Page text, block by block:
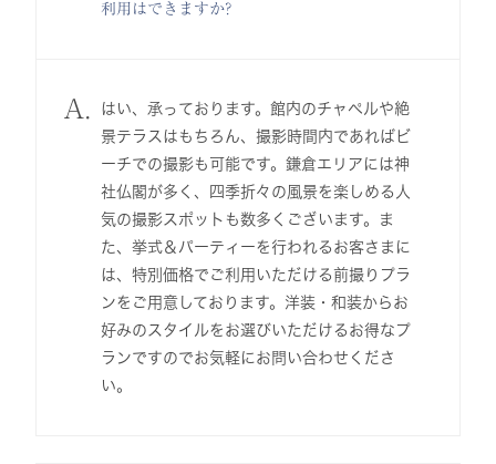
利用はできますか?
A.
はい、承っております。館内のチャペルや絶
景テラスはもちろん、撮影時間内であればビ
ーチでの撮影も可能です。鎌倉エリアには神
社仏閣が多く、四季折々の風景を楽しめる人
気の撮影スポットも数多くございます。ま
た、挙式＆パーティーを行われるお客さまに
は、特別価格でご利用いただける前撮りプラ
ンをご用意しております。洋装・和装からお
好みのスタイルをお選びいただけるお得なプ
ランですのでお気軽にお問い合わせくださ
い。